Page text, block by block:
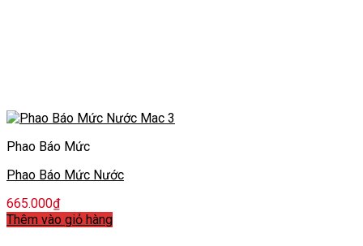
Phao Báo Mức
Phao Báo Mức Nước
665.000₫
Thêm vào giỏ hàng